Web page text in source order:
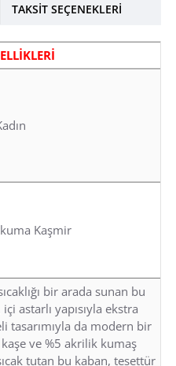
TAKSIT SEÇENEKLERI
Kaşmir
bir arada sunan bu
astarlı yapısıyla ekstra
tasarımıyla da modern bir
ve %5 akrilik kumaş
tutan bu kaban, tesettür